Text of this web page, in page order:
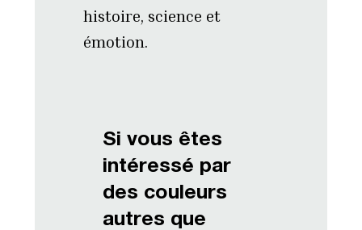
histoire, science et
émotion.
Si vous êtes
intéressé par
des couleurs
autres que